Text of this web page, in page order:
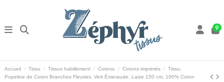
9
Accueil Tissu Tissus habillement Cotons Cotons imprimés
Tissu,
Popeline de Coton Branches Fleuries, Vert Émeraude, Laize 150 cm, 100% Coton